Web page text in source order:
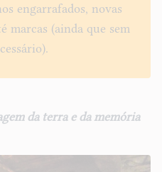
engarrafados, novas
marcas (ainda que sem
da terra e da memória